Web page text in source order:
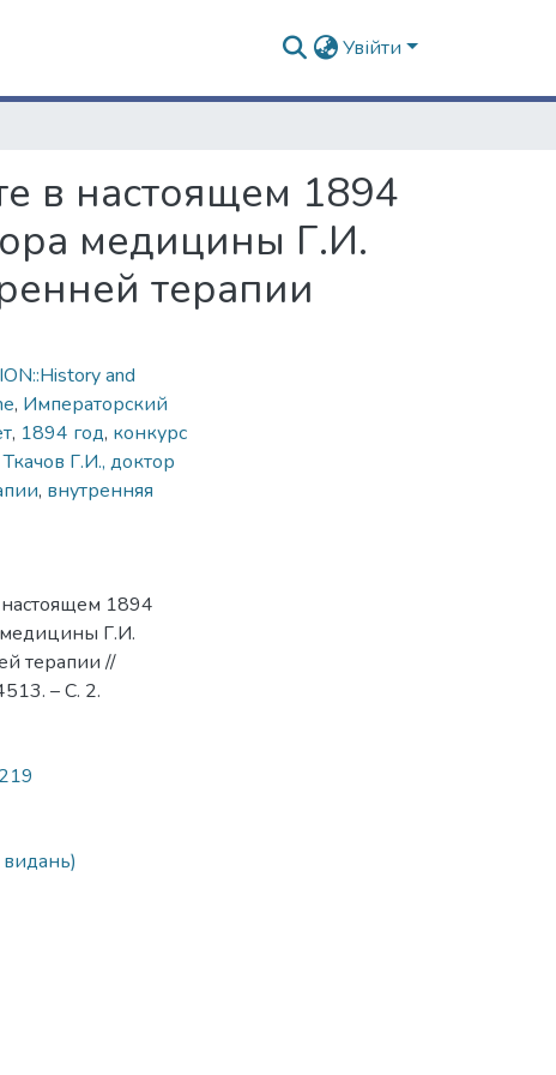
Увійти
в настоящем 1894
медицины Г.И.
терапии
and
, Императорский
, 1894 год, конкурс
Ткачов Г.И., доктор
, внутренняя
1894
медицины Г.И.
терапии //
– С. 2.
видань)